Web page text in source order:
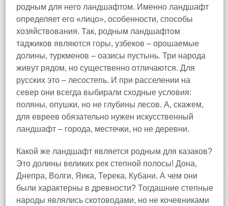
родным для него ландшафтом. Именно ландшафт
определяет его «лицо», особенности, способы
хозяйствования. Так, родным ландшафтом
таджиков являются горы, узбеков – орошаемые
долины, туркменов – оазисы пустынь. Три народа
живут рядом, но существенно отличаются. Для
русских это – лесостепь. И при расселении на
север они всегда выбирали сходные условия:
поляны, опушки, но не глубины лесов. А, скажем,
для евреев обязательно нужен искусственный
ландшафт – города, местечки, но не деревни.
Какой же ландшафт является родным для казаков?
Это долины великих рек степной полосы! Дона,
Днепра, Волги, Яика, Терека, Кубани. А чем они
были характерны в древности? Тогдашние степные
народы являлись скотоводами, но не кочевниками